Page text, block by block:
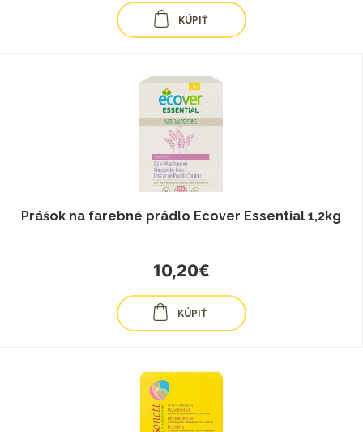
KÚPIŤ
Prášok na farebné prádlo Ecover Essential 1,2kg
10,20€
KÚPIŤ